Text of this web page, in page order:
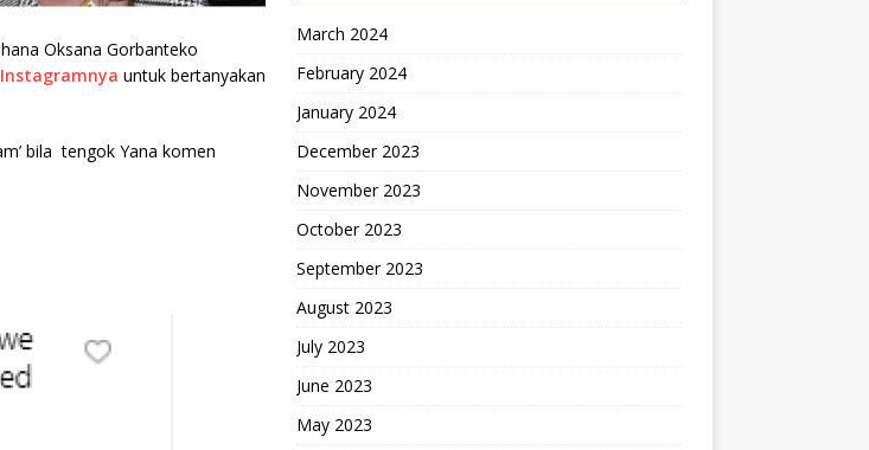
Oksana Gorbanteko
Instagramnya untuk bertanyakan
bila tengok Yana komen
March 2024
February 2024
January 2024
December 2023
November 2023
October 2023
September 2023
August 2023
July 2023
June 2023
May 2023